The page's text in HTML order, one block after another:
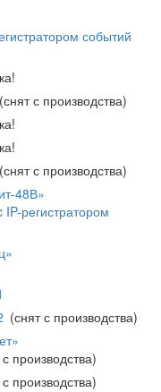
событий
(снят с производства)
(снят с производства)
48В»
регистратором
(снят с производства)
производства)
производства)